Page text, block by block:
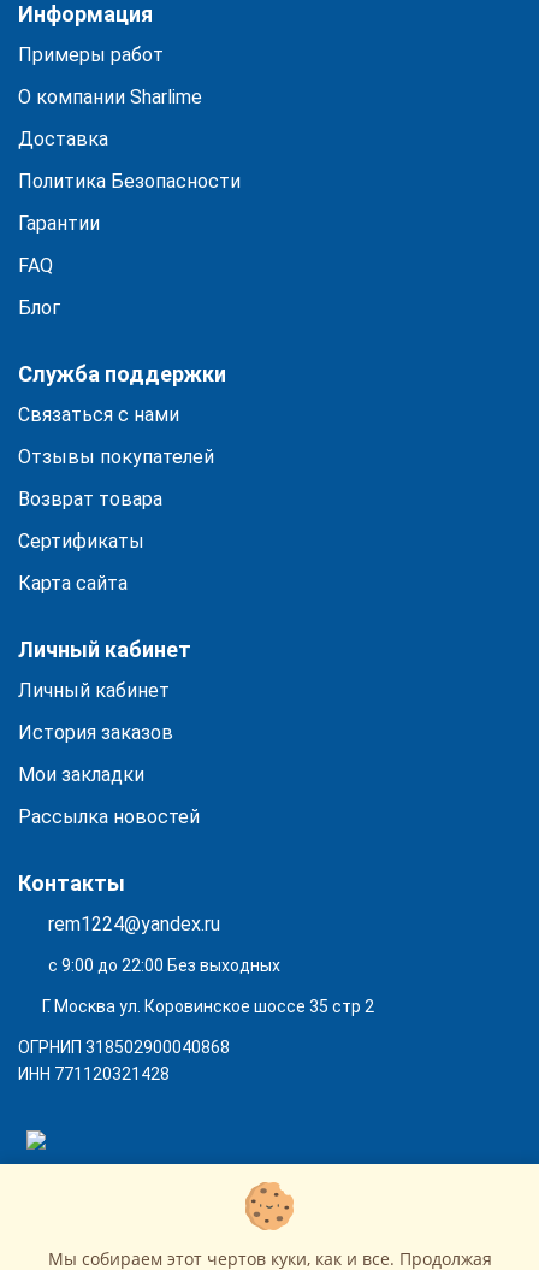
Информация
Примеры работ
О компании Sharlime
Доставка
Политика Безопасности
Гарантии
FAQ
Блог
Служба поддержки
Связаться с нами
Отзывы покупателей
Возврат товара
Сертификаты
Карта сайта
Личный кабинет
Личный кабинет
История заказов
Мои закладки
Рассылка новостей
Контакты
rem1224@yandex.ru
с 9:00 до 22:00 Без выходных
Г. Москва ул. Коровинское шоссе 35 стр 2
ОГРНИП 318502900040868
ИНН 771120321428
(с) 2015 - 2026 “SharLime”, копирование контента запрещено и
Мы собираем этот чертов куки, как и все. Продолжая